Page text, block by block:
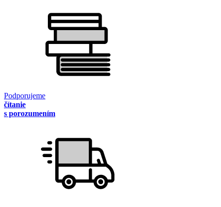
Podporujeme
čítanie
s porozumením